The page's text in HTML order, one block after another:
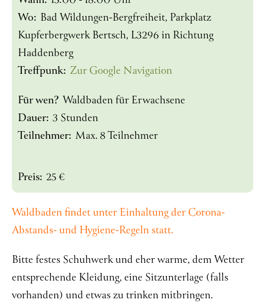
Wo: Bad Wildungen-Bergfreiheit, Parkplatz
Kupferbergwerk Bertsch, L3296 in Richtung
Haddenberg
Treffpunk: Zur Google Navigation
Für wen? Waldbaden für Erwachsene
Dauer: 3 Stunden
Teilnehmer: Max. 8 Teilnehmer
Preis: 25 €
Waldbaden findet unter Einhaltung der Corona-
Abstands- und Hygiene-Regeln statt.
Bitte festes Schuhwerk und eher warme, dem Wetter
entsprechende Kleidung, eine Sitzunterlage (falls
vorhanden) und etwas zu trinken mitbringen.